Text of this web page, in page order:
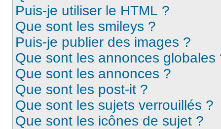
Puis-je utiliser le HTML ?
Que sont les smileys ?
Puis-je publier des images ?
Que sont les annonces globales
Que sont les annonces ?
Que sont les post-it ?
Que sont les sujets verrouillés ?
Que sont les icônes de sujet ?